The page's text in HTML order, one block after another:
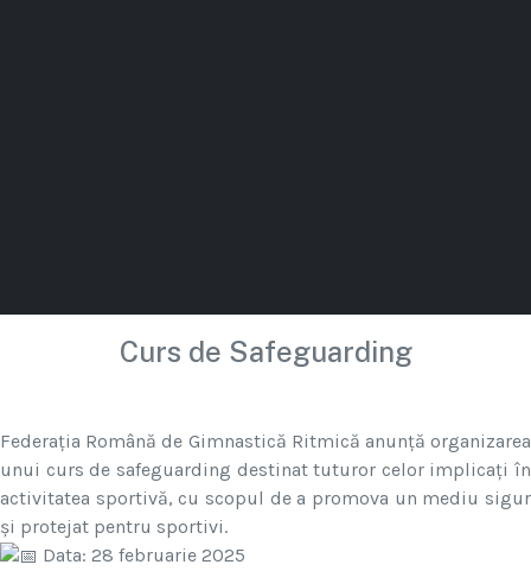
Curs de Safeguarding
Federația Română de Gimnastică Ritmică anunță organizarea
unui curs de safeguarding destinat tuturor celor implicați în
activitatea sportivă, cu scopul de a promova un mediu sigur
și protejat pentru sportivi.
Data: 28 februarie 2025